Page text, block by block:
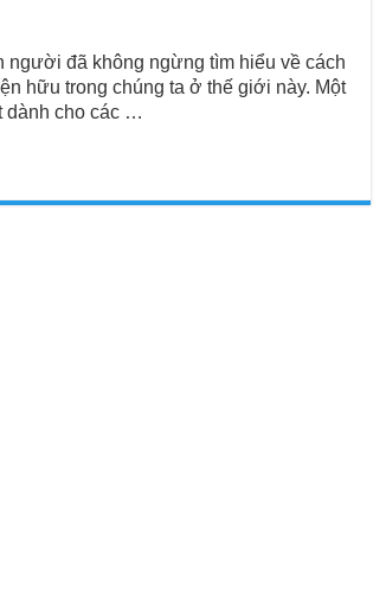
người đã không ngừng tìm hiểu về cách
hữu trong chúng ta ở thế giới này. Một
dành cho các …